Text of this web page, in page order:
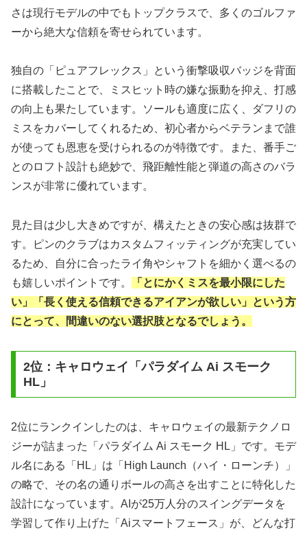
さは現行モデルの中でもトップクラスで、多くのゴルファ
ーから絶大な信頼を寄せられています。
独自の「ピュアフレックス」という衝撃吸収バッジを背面
に搭載したことで、ミスヒット時の嫌な振動を抑え、打感
の向上も果たしています。ソールも適度に広く、ダフリの
ミスをカバーしてくれるため、初心者からベテランまで誰
が使っても恩恵を受けられるのが特徴です。また、番手ご
とのロフト設計も絶妙で、飛距離性能と弾道の高さのバラ
ンスが非常に優れています。
見た目は少し大きめですが、構えたときの安心感は抜群で
す。ピンのクラブはカスタムフィッティングが充実してい
るため、自分に合ったライ角やシャフトを細かく選べるの
も嬉しいポイントです。
「とにかくミスを最小限にした
い」「長く使える信頼できるアイアンが欲しい」という方
にとって、間違いのない選択肢となるでしょう。
2位：キャロウェイ「パラダイム Ai スモーク
HL」
2位にランクインしたのは、キャロウェイの最新テクノロ
ジーが詰まった「パラダイム Ai スモーク HL」です。モデ
ル名にある「HL」は「High Launch（ハイ・ローンチ）」
の略で、その名の通りボールの高さを出すことに特化した
設計になっています。AIが25万人分のスイングデータを
学習して作り上げた「Aiスマートフェース」が、どんな打